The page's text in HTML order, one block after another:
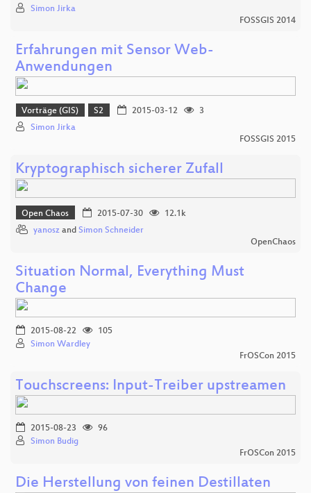
Simon Jirka
FOSSGIS 2014
Erfahrungen mit Sensor Web-
Anwendungen
Vorträge (GIS) S2 2015-03-12
3
Simon Jirka
FOSSGIS 2015
Kryptographisch sicherer Zufall
Open Chaos 2015-07-30
12.1k
yanosz and Simon Schneider
OpenChaos
Situation Normal, Everything Must
Change
2015-08-22
105
Simon Wardley
FrOSCon 2015
Touchscreens: Input-Treiber upstreamen
2015-08-23
96
Simon Budig
FrOSCon 2015
Die Herstellung von feinen Destillaten